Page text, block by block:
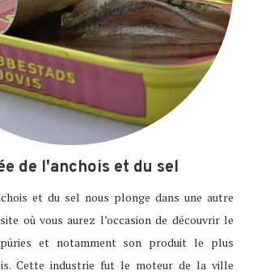
de l'anchois et du sel
et du sel nous plonge dans une autre
où vous aurez l’occasion de découvrir le
et notamment son produit le plus
Cette industrie fut le moteur de la ville